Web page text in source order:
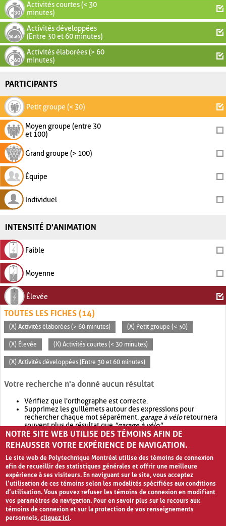
Activités courtes (< 30
minutes)
Activités développées
(Entre 30 et 60 minutes)
Activités élaborées (> 60
minutes)
PARTICIPANTS
Petit groupe (< 30)
Moyen groupe (entre 30
et 100)
Grand groupe (> 100)
Équipe
Individuel
INTENSITÉ D'ANIMATION
Faible
Moyenne
Élevée
TOUTES LES FICHES (14)
(X) Activités élaborées (> 60 minutes) (X) Petit groupe (< 30)
(X) Élevée (X) Activités courtes (< 30 minutes)
(X) Activités développées (Entre 30 et 60 minutes)
Votre recherche n'a donné aucun résultat
Vérifiez que l'orthographe est correcte.
Supprimez les guillemets autour des expressions pour
rechercher chaque mot séparément. garage à véloretournera
souvent plus de résultat que"garage à vélo".
Envisagez d'élargir votre recherche avec OR.garage OR vélo
retournera souvent plus de résultat quegarage à vélo
NOTRE SITE WEB UTILISE DES TÉMOINS AFIN DE
REHAUSSER VOTRE EXPÉRIENCE DE NAVIGATION.
Le site web de Polytechnique Montréal utilise des témoins de connexion
afin de recueillir des statistiques générales et offrir une meilleure
expérience à ses visiteurs. En naviguant sur le site, vous acceptez
l’utilisation de ces témoins selon les modalités spécifiées aux conditions
d’utilisation. Vous pouvez refuser les témoins de connexion en modifiant
vos paramètres de navigation. Pour en savoir plus sur le recours aux
témoins de connexion et sur la protection de vos renseignements
personnels,cliquez ici.